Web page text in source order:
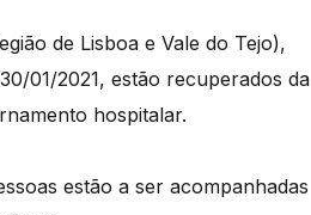
de Lisboa e Vale do Tejo),
01/2021, estão recuperados da
hospitalar.
estão a ser acompanhadas